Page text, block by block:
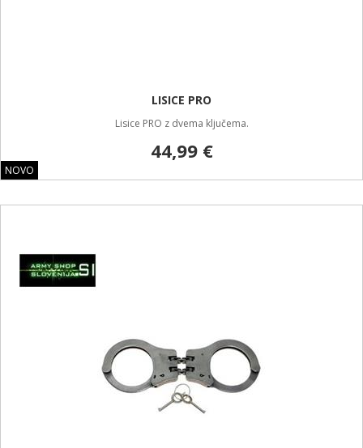
NOVO
LISICE PRO
Lisice PRO z dvema ključema.
44,99 €